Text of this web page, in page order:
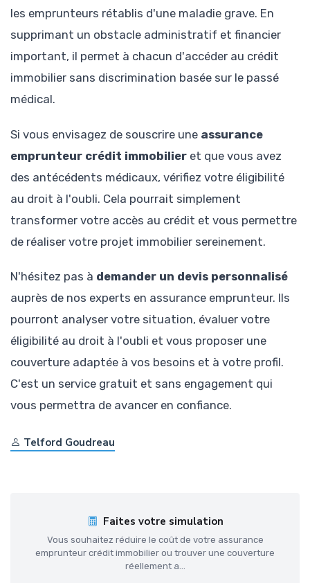
les emprunteurs rétablis d'une maladie grave. En
supprimant un obstacle administratif et financier
important, il permet à chacun d'accéder au crédit
immobilier sans discrimination basée sur le passé
médical.
Si vous envisagez de souscrire une assurance
emprunteur crédit immobilier et que vous avez
des antécédents médicaux, vérifiez votre éligibilité
au droit à l'oubli. Cela pourrait simplement
transformer votre accès au crédit et vous permettre
de réaliser votre projet immobilier sereinement.
N'hésitez pas à demander un devis personnalisé
auprès de nos experts en assurance emprunteur. Ils
pourront analyser votre situation, évaluer votre
éligibilité au droit à l'oubli et vous proposer une
couverture adaptée à vos besoins et à votre profil.
C'est un service gratuit et sans engagement qui
vous permettra de avancer en confiance.
Telford Goudreau
Faites votre simulation
Vous souhaitez réduire le coût de votre assurance
emprunteur crédit immobilier ou trouver une couverture
réellement a...